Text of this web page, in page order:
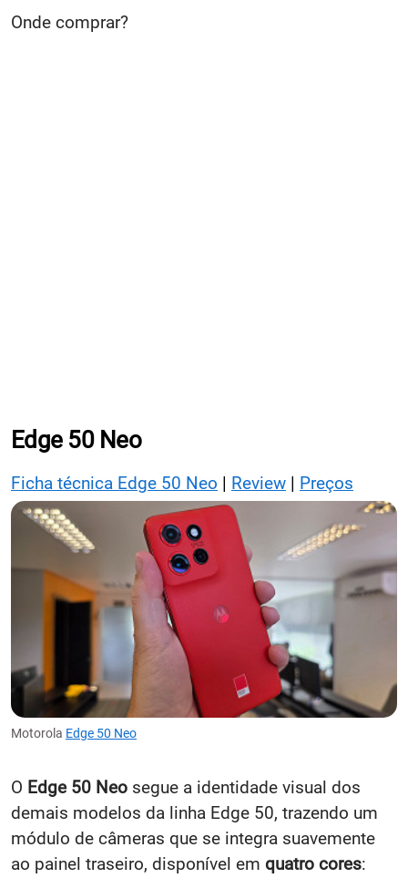
Onde comprar?
Edge 50 Neo
Ficha técnica Edge 50 Neo | Review | Preços
Motorola Edge 50 Neo
O Edge 50 Neo segue a identidade visual dos
demais modelos da linha Edge 50, trazendo um
módulo de câmeras que se integra suavemente
ao painel traseiro, disponível em quatro cores: